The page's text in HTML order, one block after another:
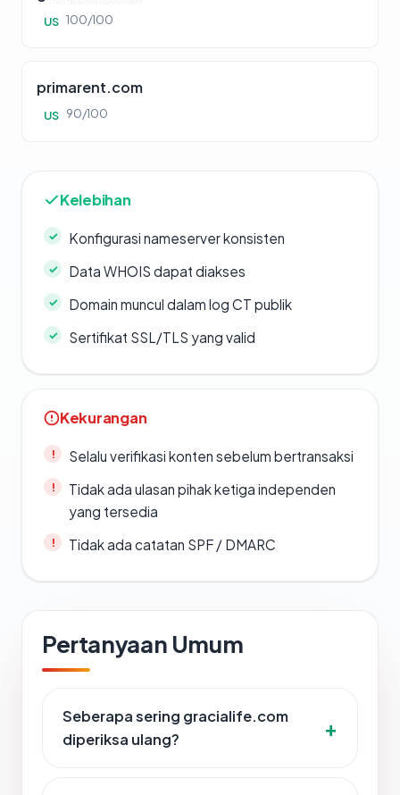
US 100/100
primarent.com
US 90/100
Kelebihan
Konfigurasi nameserver konsisten
Data WHOIS dapat diakses
Domain muncul dalam log CT publik
Sertifikat SSL/TLS yang valid
Kekurangan
Selalu verifikasi konten sebelum bertransaksi
Tidak ada ulasan pihak ketiga independen
yang tersedia
Tidak ada catatan SPF / DMARC
Pertanyaan Umum
Seberapa sering gracialife.com
diperiksa ulang?